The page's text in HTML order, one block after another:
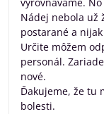
Nádej nebola už
postarané a
Určite môžem
personál.
nové.
Ďakujeme, že tu
bolesti.